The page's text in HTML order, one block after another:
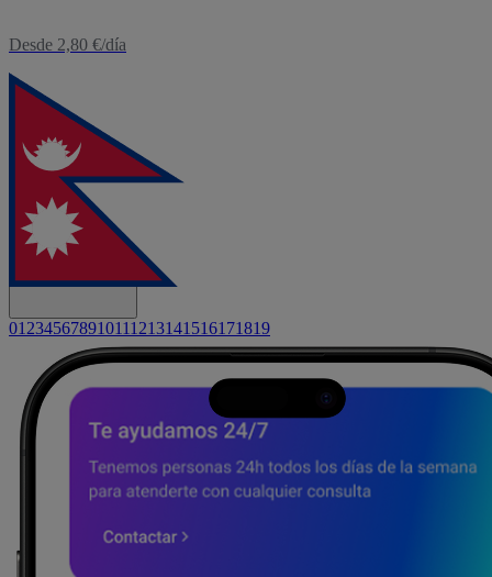
Desde 2,80 €/día
eSIM
Nepal
Desde 3,12 €/día
Ver más destinos
01 2345678910111213141516171819